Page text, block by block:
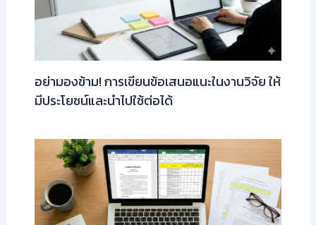
อย่ามองข้าม! การเขียนข้อเสนอแนะในงานวิจัย ให้
มีประโยชน์และนำไปใช้ต่อได้